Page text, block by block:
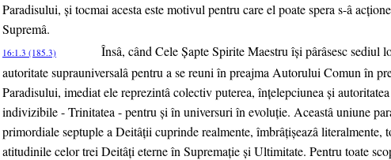
Paradisului, şi tocmai acesta este motivul pentru care el poate spera s-â
Supremâ.
16:1.3 (185.3)
Însâ, când Cele Şapte Spirite Maestru îşi pârâsesc sediul
autoritate suprauniversalâ pentru a se reuni în preajma Autorului Comun în
Paradisului, imediat ele reprezintâ colectiv puterea, înţelepciunea şi
indivizibile - Trinitatea - pentru şi în universuri în evoluţie. Aceastâ uniune
primordiale septuple a Deitâţii cuprinde realmente, îmbrâţişeazâ literalmente,
atitudinile celor trei Deitâţi eterne în Supremaţie şi Ultimitate. Pentru toate